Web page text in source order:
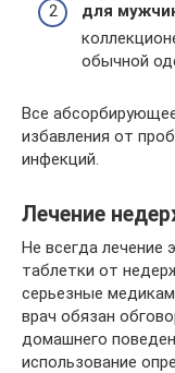
для
обычной
Все
избавления от
инфекций.
Лечение
Не всегда лечение
таблетки от
серьезные
врач обязан
домашнего
использование